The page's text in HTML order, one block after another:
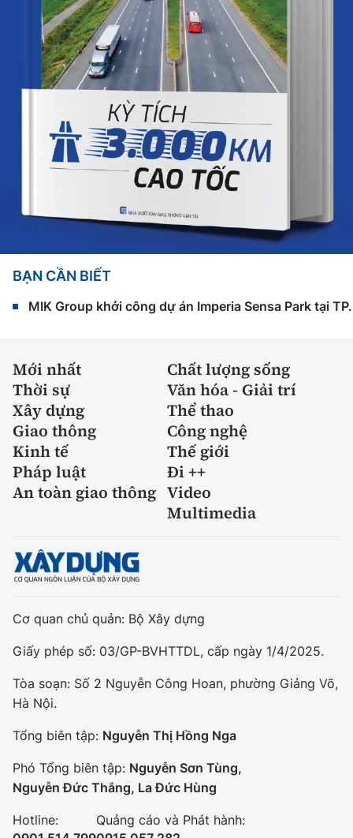
BẠN CẦN BIẾT
MIK Group khởi công dự án Imperia Sensa Park tại
Mới nhất
Chất lượng sống
Thời sự
Văn hóa - Giải trí
Xây dựng
Thể thao
Giao thông
Công nghệ
Kinh tế
Thế giới
Pháp luật
Đi ++
An toàn giao thông Video
Multimedia
Cơ quan chủ quản: Bộ Xây dựng
Giấy phép số: 03/GP-BVHTTDL, cấp ngày 1/4/2025.
Tòa soạn: Số 2 Nguyễn Công Hoan, phường Giảng Võ,
Hà Nội.
Tổng biên tập: Nguyễn Thị Hồng Nga
Phó Tổng biên tập: Nguyễn Sơn Tùng,
Nguyễn Đức Thắng, La Đức Hùng
Hotline:
Quảng cáo và Phát hành: